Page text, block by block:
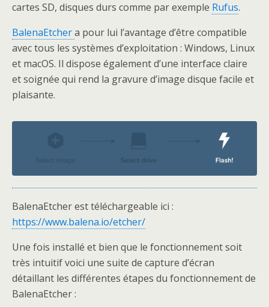
cartes SD, disques durs comme par exemple Rufus.
BalenaEtchera pour lui l’avantage d’être compatible
avec tous les systèmes d’exploitation : Windows, Linux
et macOS. Il dispose également d’une interface claire
et soignée qui rend la gravure d’image disque facile et
plaisante.
BalenaEtcher est téléchargeable ici :
https://www.balena.io/etcher/
Une fois installé et bien que le fonctionnement soit
très intuitif voici une suite de capture d’écran
détaillant les différentes étapes du fonctionnement de
BalenaEtcher :